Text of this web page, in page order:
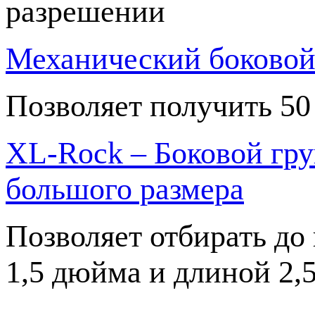
разрешении
Механический
Позволяет получить
XL-Rock – Боковой
большого размера
Позволяет отбирать
1,5 дюйма и длиной